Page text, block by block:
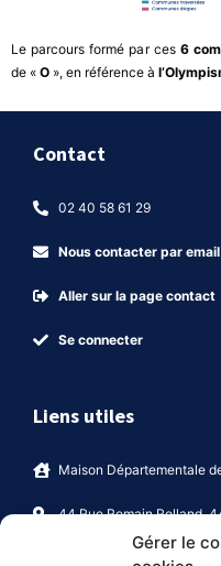
Gérer le
Le parcours formé par ces 6
de « O », en référence à
Contact
02 40 58 61 29
Nous contacter par email
Aller sur la page contact
Se connecter
Liens utiles
Maison Départementale
44 Rue Romain Rolland,
Politique de confidentialité